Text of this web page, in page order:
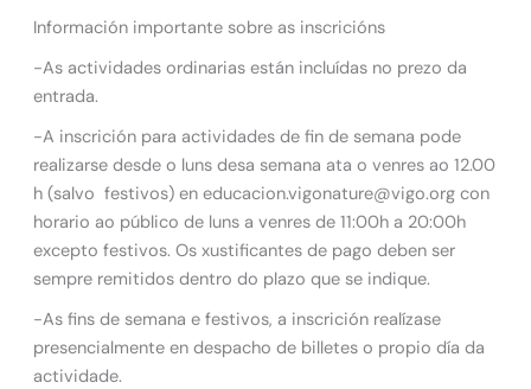
Información importante sobre as inscricións
-As actividades ordinarias están incluídas no prezo da
entrada.
-A inscrición para actividades de fin de semana pode
realizarse desde o luns desa semana ata o venres ao 12.00
h (salvo festivos) en educacion.vigonature@vigo.org con
horario ao público de luns a venres de 11:00h a 20:00h
excepto festivos. Os xustificantes de pago deben ser
sempre remitidos dentro do plazo que se indique.
-As fins de semana e festivos, a inscrición realízase
presencialmente en despacho de billetes o propio día da
actividade.